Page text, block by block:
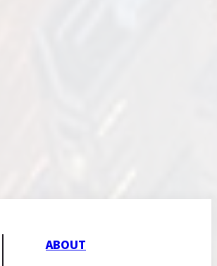
ABOUT